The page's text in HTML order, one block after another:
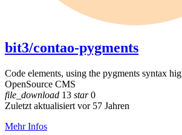
bit3/contao-pygments
Code elements, using the pygments syntax
OpenSource CMS
file_download 13 star0
Zuletzt aktualisiert vor 57 Jahren
Mehr Infos